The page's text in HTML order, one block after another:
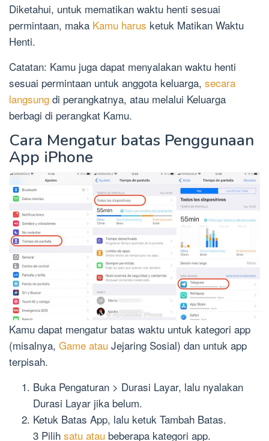
Diketahui, untuk mematikan waktu henti sesuai
permintaan, maka Kamu harus ketuk Matikan Waktu
Henti.
Catatan: Kamu juga dapat menyalakan waktu henti
sesuai permintaan untuk anggota keluarga, secara
langsung di perangkatnya, atau melalui Keluarga
berbagi di perangkat Kamu.
Cara Mengatur batas Penggunaan
App iPhone
Kamu dapat mengatur batas waktu untuk kategori app
(misalnya, Game atau Jejaring Sosial) dan untuk app
terpisah.
Buka Pengaturan > Durasi Layar, lalu nyalakan
Durasi Layar jika belum.
Ketuk Batas App, lalu ketuk Tambah Batas.
3 Pilih satu atau beberapa kategori app.